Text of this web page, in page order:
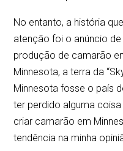
No entanto, a história
atenção foi o anúncio
produção de camarão
Minnesota, a terra da
Minnesota fosse o país
ter perdido alguma
criar camarão em
tendência na minha